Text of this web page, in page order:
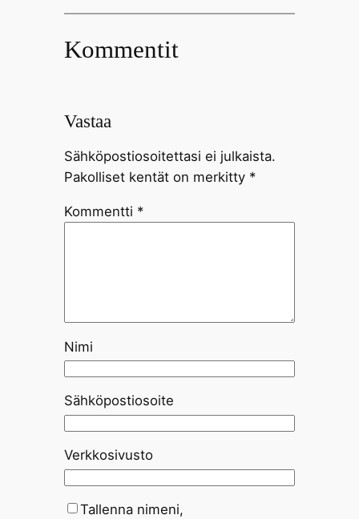
Kommentit
Vastaa
Sähköpostiosoitettasi ei julkaista.
Pakolliset kentät on merkitty *
Kommentti *
Nimi
Sähköpostiosoite
Verkkosivusto
Tallenna nimeni,